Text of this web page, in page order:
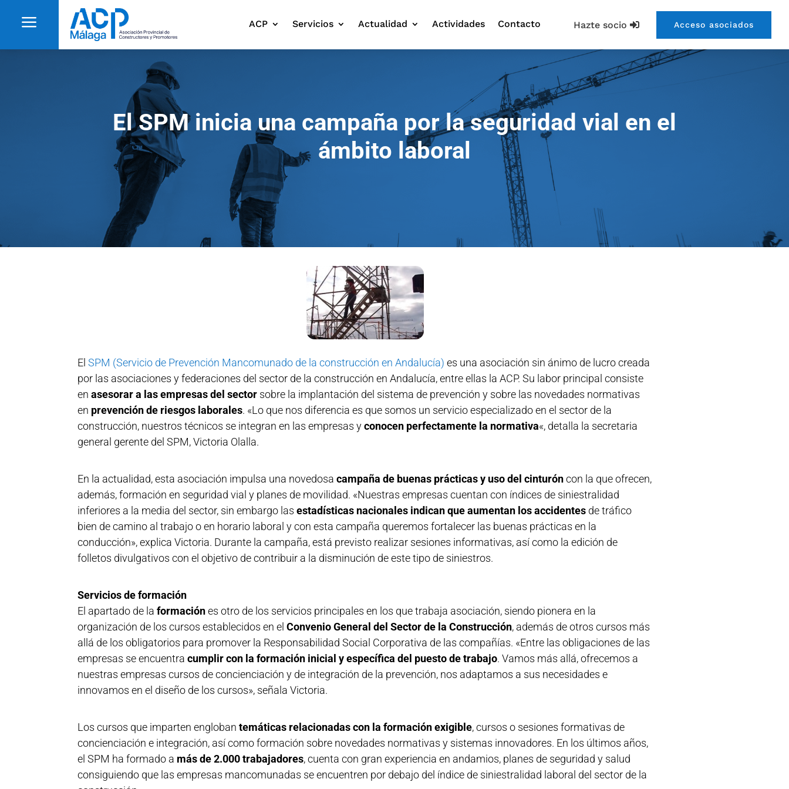
a Hazte socio Acceso asociados
ACP Servicios Actualidad Actividades Contacto
El SPM inicia una campaña por la seguridad vial en el
ámbito laboral
El SPM (Servicio de Prevención Mancomunado de la construcción en Andalucía) es una asociación sin ánimo de lucro creada
por las asociaciones y federaciones del sector de la construcción en Andalucía, entre ellas la ACP. Su labor principal consiste
en asesorar a las empresas del sector sobre la implantación del sistema de prevención y sobre las novedades normativas
en prevención de riesgos laborales. «Lo que nos diferencia es que somos un servicio especializado en el sector de la
construcción, nuestros técnicos se integran en las empresas yconocen perfectamente la normativa«, detalla la secretaria
general gerente del SPM, Victoria Olalla.
En la actualidad, esta asociación impulsa una novedosa campaña de buenas prácticas y uso del cinturóncon la que ofrecen,
además, formación en seguridad vial y planes de movilidad. «Nuestras empresas cuentan con índices de siniestralidad
inferiores a la media del sector, sin embargo las estadísticas nacionales indican que aumentan los accidentes de tráfico
bien de camino al trabajo o en horario laboral y con esta campaña queremos fortalecer las buenas prácticas en la
conducción», explica Victoria. Durante la campaña, está previsto realizar sesiones informativas, así como la edición de
folletos divulgativos con el objetivo de contribuir a la disminución de este tipo de siniestros.
Servicios de formación
El apartado de la formaciónes otro de los servicios principales en los que trabaja asociación, siendo pionera en la
organización de los cursos establecidos en el Convenio General del Sector de la Construcción, además de otros cursos más
allá de los obligatorios para promover la Responsabilidad Social Corporativa de las compañías. «Entre las obligaciones de las
empresas se encuentra cumplir con la formación inicial y específica del puesto de trabajo. Vamos más allá, ofrecemos a
nuestras empresas cursos de concienciación y de integración de la prevención, nos adaptamos a sus necesidades e
innovamos en el diseño de los cursos», señala Victoria.
Los cursos que imparten engloban temáticas relacionadas con la formación exigible, cursos o sesiones formativas de
concienciación e integración, así como formación sobre novedades normativas y sistemas innovadores. En los últimos años,
el SPM ha formado a más de 2.000 trabajadores, cuenta con gran experiencia en andamios, planes de seguridad y salud
consiguiendo que las empresas mancomunadas se encuentren por debajo del índice de siniestralidad laboral del sector de la